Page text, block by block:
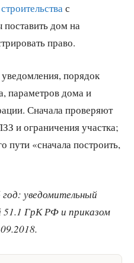
с
дом на
право.
порядок
параметров дома и
Сначала проверяют
и ограничения участка;
пути «сначала построить,
уведомительный
51.1 ГрК РФ и приказом